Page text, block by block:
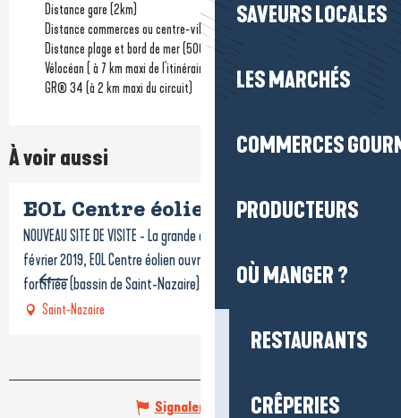
SAVEURS LOCALES
LES MARCHÉS
COMMERCES
PRODUCTEURS
OÙ MANGER ?
RESTAURANTS
CRÊPERIES
Distance gare (2km)
Distance commerces ou centre-ville(200m)
Distance plage et bord de mer(500m)
Vélocéan ( à 7 km maxi de l'itinéraire)
GR® 34 (à 2 km maxi du circuit)
À voir aussi
EOL Centre éolien
NOUVEAU SITE DE VISITE - La grande aventure de l'éolien en mer Le 9
février 2019, EOL Centre éolien ouvre ses portes dans l’Ecluse
fortifiée (bassin de Saint-Nazaire), à...
Saint-Nazaire
Signaler une erreur